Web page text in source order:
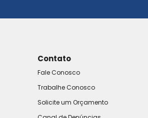
Contato
Fale Conosco
Trabalhe Conosco
Solicite um Orçamento